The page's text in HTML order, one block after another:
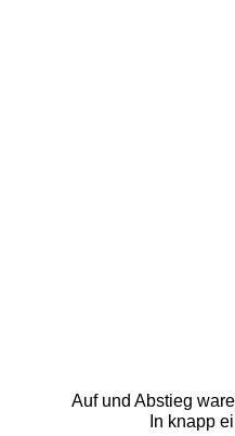
Auf und Abstieg
In knapp